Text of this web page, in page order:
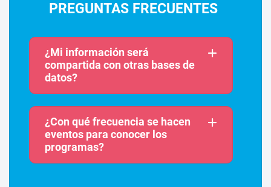
PREGUNTAS FRECUENTES
¿Mi información será
compartida con otras bases de
datos?
¿Con qué frecuencia se hacen
eventos para conocer los
programas?